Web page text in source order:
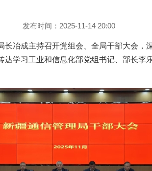
发布时间：2025-11-14 20:00
长冶成主持召开党组会、全局干部大会，
学习工业和信息化部党组书记、部长李